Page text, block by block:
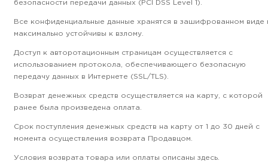
безопасности передачи данных (PCI DSS Level 1).
Все конфиденциальные данные хранятся в зашифрованном виде
максимально устойчивы к взлому.
Доступ к авторотационным страницам осуществляется с
использованием протокола, обеспечивающего безопасную
передачу данных в Интернетe (SSL/TLS).
Возврат денежных средств осуществляется на карту, с которой
ранее была произведена оплата.
Срок поступления денежных средств на карту от 1 до 30 дней с
момента осуществления возврата Продавцом.
Условия возврата товара или оплаты описаны здесь.